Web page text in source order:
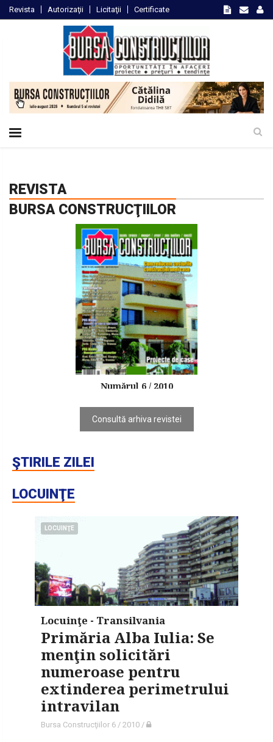
Revista Autorizaţii Licitaţii Certificate
REVISTA
BURSA CONSTRUCŢIILOR
Numărul 6 / 2010
Consultă arhiva revistei
ŞTIRILE ZILEI
LOCUINŢE
LOCUINŢE
Locuinţe - Transilvania
Primăria Alba Iulia: Se
menţin solicitări
numeroase pentru
extinderea perimetrului
intravilan
Bursa Construcţiilor 6 / 2010/